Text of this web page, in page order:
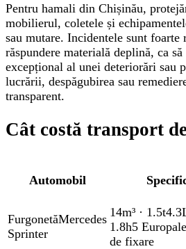
Pentru hamali din Chișinău,
mobilierul, coletele și
sau mutare. Incidentele sunt foarte
răspundere materială deplină, ca
excepțional al unei deteriorări sau
lucrării, despăgubirea sau
transparent.
Cât costă transport
Automobil
FurgonetăMercedes
Sprinter
14m³ · 1.5t
1.8h5
de fixare